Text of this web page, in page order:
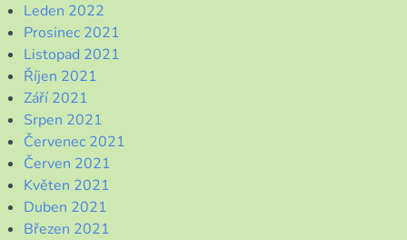
Leden 2022
Prosinec 2021
Listopad 2021
Říjen 2021
Září 2021
Srpen 2021
Červenec 2021
Červen 2021
Květen 2021
Duben 2021
Březen 2021